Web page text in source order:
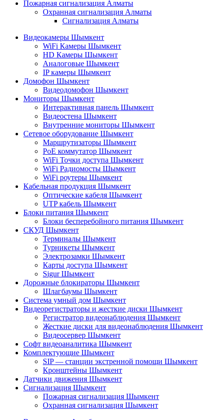
Пожарная сигнализация Алматы
Охранная сигнализация Алматы
Сигнализация Алматы
Видеокамеры Шымкент
WiFi Камеры Шымкент
HD Камеры Шымкент
Аналоговые Шымкент
IP камеры Шымкент
Домофон Шымкент
Видеодомофон Шымкент
Мониторы Шымкент
Интерактивная панель Шымкент
Видеостена Шымкент
Внутренние мониторы Шымкент
Сетевое оборудование Шымкент
Маршрутизаторы Шымкент
PoE коммутатор Шымкент
WiFi Точки доступа Шымкент
WiFi Радиомосты Шымкент
WiFi роутеры Шымкент
Кабельная продукция Шымкент
Оптические кабеля Шымкент
UTP кабель Шымкент
Блоки питания Шымкент
Блоки бесперебойного питания Шымкент
СКУД Шымкент
Терминалы Шымкент
Турникеты Шымкент
Электрозамки Шымкент
Карты доступа Шымкент
Sigur Шымкент
Дорожные блокираторы Шымкент
Шлагбаумы Шымкент
Система умный дом Шымкент
Видеорегистраторы и жесткие диски Шымкент
Регистратор видеонаблюдения Шымкент
Жесткие диски для видеонаблюдения Шымкент
Видеосервер Шымкент
Софт видеоаналитика Шымкент
Комплектующие Шымкент
SIP — станции экстренной помощи Шымкент
Кронштейны Шымкент
Датчики движения Шымкент
Сигнализация Шымкент
Пожарная сигнализация Шымкент
Охранная сигнализация Шымкент